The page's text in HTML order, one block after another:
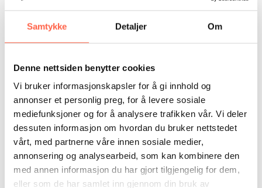
Samtykke Detaljer Om
Denne nettsiden benytter cookies
Vi bruker informasjonskapsler for å gi innhold og
annonser et personlig preg, for å levere sosiale
mediefunksjoner og for å analysere trafikken vår. Vi deler
dessuten informasjon om hvordan du bruker nettstedet
vårt, med partnerne våre innen sosiale medier,
annonsering og analysearbeid, som kan kombinere den
med annen informasjon du har gjort tilgjengelig for dem,
eller som de har samlet inn gjennom din bruk av
Kontakt for mer informasjon
Kai Rostad Øvregard, Daglig leder Heras Norway
AS:kai.ovregard@heras.com